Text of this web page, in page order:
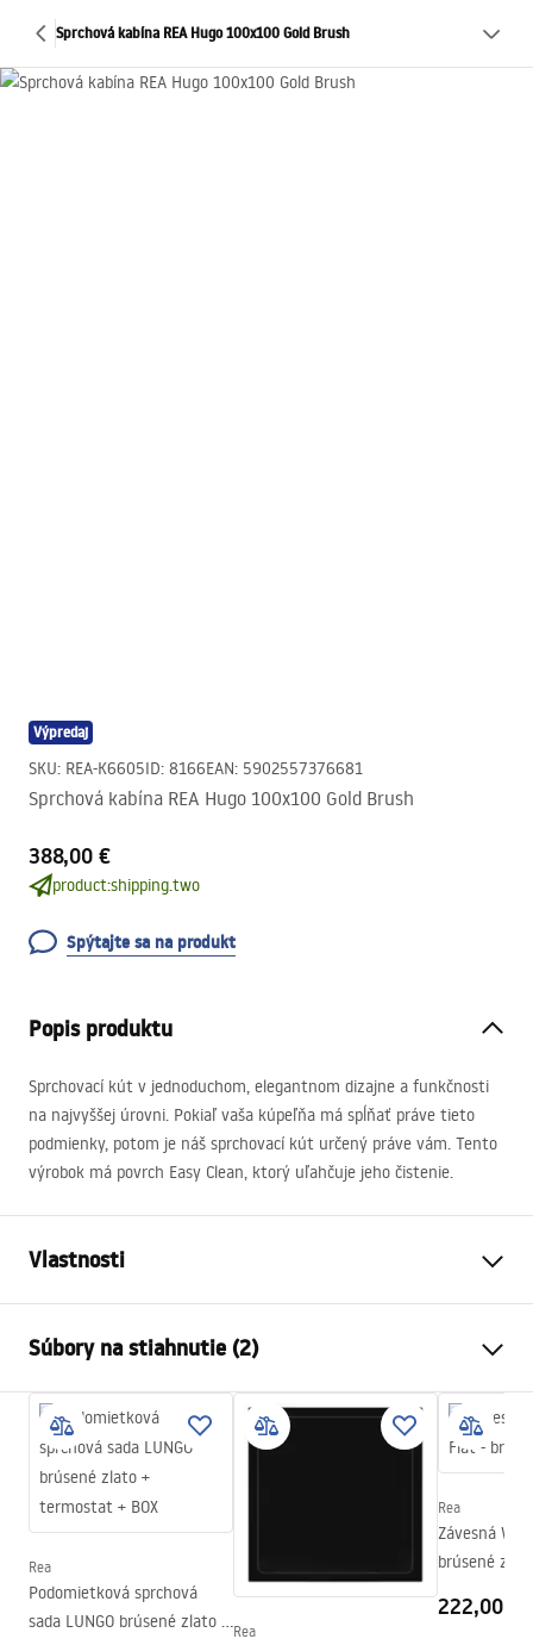
Sprchová kabína REA Hugo 100x100 Gold Brush
Výpredaj
SKU: REA-K6605ID: 8166EAN: 5902557376681
Sprchová kabína REA Hugo 100x100 Gold Brush
388,00 €
product:shipping.two
Spýtajte sa na produkt
Popis produktu
Sprchovací kút v jednoduchom, elegantnom dizajne a funkčnosti
na najvyššej úrovni. Pokiaľ vaša kúpeľňa má spĺňať práve tieto
podmienky, potom je náš sprchovací kút určený práve vám. Tento
výrobok má povrch Easy Clean, ktorý uľahčuje jeho čistenie.
Vlastnosti
Farba
Typ kabíny
Roh
Farba skla
Transparent 6mm
Spôsob otvárania
Výklopné z oboch strán
Séria
Na detskom bazéne resp
Výška
2005mm
Smer kabíny
Súbory na stiahnutie (2)
shower manual
shower manual.pdf
Instrukcja montażu
Rea
Podomietková sprchová
sada LUNGO brúsené zlato + Rea
Rea
Závesná WC
brúsené
222,00 €